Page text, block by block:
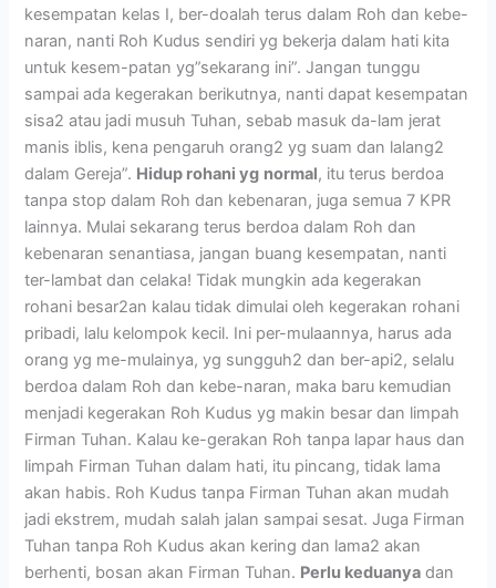
kesempatan kelas I, ber-doalah terus dalam Roh dan kebe-
naran, nanti Roh Kudus sendiri yg bekerja dalam hati kita
untuk kesem-patan yg”sekarang ini”. Jangan tunggu
sampai ada kegerakan berikutnya, nanti dapat kesempatan
sisa2 atau jadi musuh Tuhan, sebab masuk da-lam jerat
manis iblis, kena pengaruh orang2 yg suam dan lalang2
dalam Gereja”. Hidup rohani yg normal, itu terus berdoa
tanpa stop dalam Roh dan kebenaran, juga semua 7 KPR
lainnya. Mulai sekarang terus berdoa dalam Roh dan
kebenaran senantiasa, jangan buang kesempatan, nanti
ter-lambat dan celaka! Tidak mungkin ada kegerakan
rohani besar2an kalau tidak dimulai oleh kegerakan rohani
pribadi, lalu kelompok kecil. Ini per-mulaannya, harus ada
orang yg me-mulainya, yg sungguh2 dan ber-api2, selalu
berdoa dalam Roh dan kebe-naran, maka baru kemudian
menjadi kegerakan Roh Kudus yg makin besar dan limpah
Firman Tuhan. Kalau ke-gerakan Roh tanpa lapar haus dan
limpah Firman Tuhan dalam hati, itu pincang, tidak lama
akan habis. Roh Kudus tanpa Firman Tuhan akan mudah
jadi ekstrem, mudah salah jalan sampai sesat. Juga Firman
Tuhan tanpa Roh Kudus akan kering dan lama2 akan
berhenti, bosan akan Firman Tuhan. Perlu keduanya dan